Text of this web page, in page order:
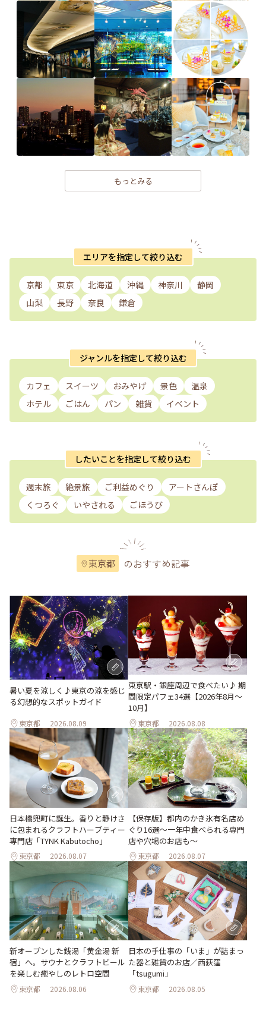
もっとみる
エリアを指定して絞り込む
京都 東京 北海道 沖縄 神奈川
静岡
山梨
長野 奈良 鎌倉
ジャンルを指定して絞り込む
カフェ スイーツ おみやげ 景色
温泉
ホテル
ごはん パン 雑貨 イベント
したいことを指定して絞り込む
週末旅 絶景旅 ご利益めぐり
アートさんぽ
くつろぐ
いやされる ごほうび
東京都 のおすすめ記事
暑い夏を涼しく♪東京の涼を感じ
る幻想的なスポットガイド
東京都 2026.08.09
東京駅・銀座周辺で食べたい♪ 期
間限定パフェ34選【2026年8月～
10月】
東京都 2026.08.08
日本橋兜町に誕生。香りと静けさ
に包まれるクラフトハーブティー
専門店「TYNK Kabutocho」
東京都 2026.08.07
【保存版】都内のかき氷有名店め
ぐり16選～一年中食べられる専門
店や穴場のお店も～
東京都 2026.08.07
新オープンした銭湯「黄金湯 新
宿」へ。サウナとクラフトビール
を楽しむ癒やしのレトロ空間
東京都 2026.08.06
日本の手仕事の「いま」が詰まっ
た器と雑貨のお店／西荻窪
「tsugumi」
東京都 2026.08.05